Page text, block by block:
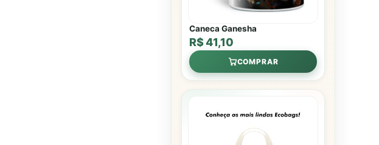
Caneca Ganesha
R$ 41,10
COMPRAR